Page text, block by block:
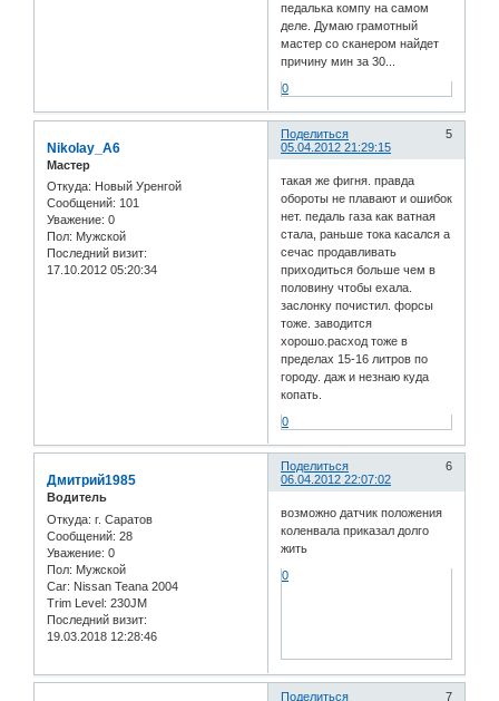
педалька компу на самом
деле. Думаю грамотный
мастер со сканером найдет
причину мин за 30...
0
Поделиться
5
05.04.2012 21:29:15
Nikolay_A6
Мастер
Откуда: Новый Уренгой
Сообщений: 101
Уважение: 0
Пол: Мужской
Последний визит:
17.10.2012 05:20:34
такая же фигня. правда
обороты не плавают и ошибок
нет. педаль газа как ватная
стала, раньше тока касался а
сечас продавливать
приходиться больше чем в
половину чтобы ехала.
заслонку почистил. форсы
тоже. заводится
хорошо.расход тоже в
пределах 15-16 литров по
городу. даж и незнаю куда
копать.
0
Поделиться
6
06.04.2012 22:07:02
Дмитрий1985
Водитель
Откуда: г. Саратов
Сообщений: 28
Уважение: 0
Пол: Мужской
Car: Nissan Teana 2004
Trim Level: 230JM
Последний визит:
19.03.2018 12:28:46
возможно датчик положения
коленвала приказал долго
жить
0
Поделиться 7